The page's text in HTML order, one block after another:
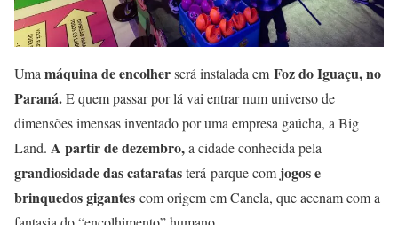
Umamáquina de encolherserá instalada em Foz do Iguaçu, no
Paraná.E quem passar por lá vai entrar num universo de
dimensões imensas inventado por uma empresa gaúcha, a Big
Land. A partir de dezembro,a cidade conhecida pela
grandiosidade das cataratasterá parque com jogos e
brinquedos gigantes com origem em Canela, que acenam com a